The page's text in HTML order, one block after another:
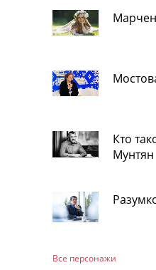
Кто
Мунтян
Все персонажи